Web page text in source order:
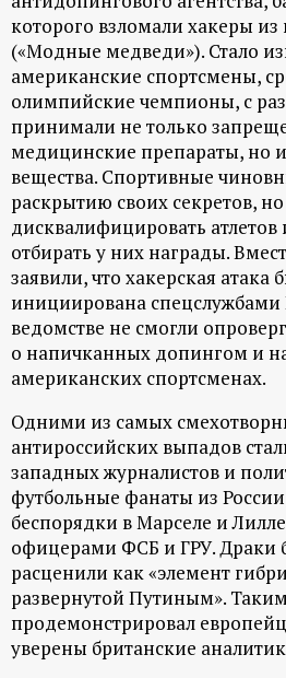
которого взломали хакеры из
(«Модные медведи»). Стало
американские спортсмены,
олимпийские чемпионы, с
принимали не только
медицинские препараты, но
вещества. Спортивные
раскрытию своих секретов, но
дисквалифицировать
отбирать у них награды.
заявили, что хакерская атака
инициирована
ведомстве не смогли
о напичканных допингом и
американских спортсменах.
Одними из самых
антироссийских выпадов
западных журналистов и
футбольные фанаты из
беспорядки в Марселе и
офицерами ФСБ и ГРУ. Драки
расценили как «элемент
развернутой Путиным».
продемонстрировал
уверены британские